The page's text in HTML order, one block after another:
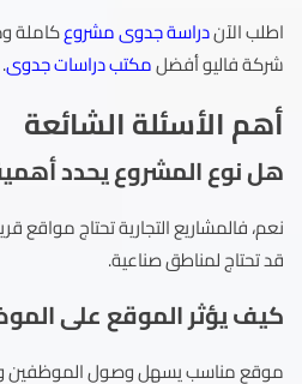
اطلب الآندراسة جدوى مشروعكاملة
شركة فاليو أفضلمكتب دراسات جدوى.
أهم الأسئلة الشائعة
هل نوع المشروع يحدد
نعم، فالمشاريع التجارية تحتاج مواقع
قد تحتاج لمناطق صناعية.
كيف يؤثر الموقع على
موقع مناسب يسهل وصول الموظفين